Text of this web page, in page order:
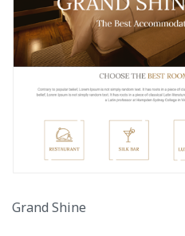
Grand Shine